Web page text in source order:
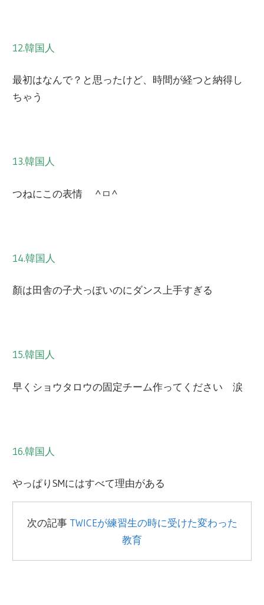
12.韓国人
最初はなんで？と思ったけど、時間が経つと納得し
ちゃう
13.韓国人
つねにこの表情 ^ㅁ^
14.韓国人
顏は田舎の子犬っぽいのにダンス上手すぎる
15.韓国人
早くショウタロウの固定チーム作ってください 涙
16.韓国人
やっぱりSMにはすべて理由がある
次の記事 TWICEが練習生の時に受けた変わった
教育